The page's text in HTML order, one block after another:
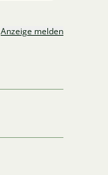
Anzeige melden